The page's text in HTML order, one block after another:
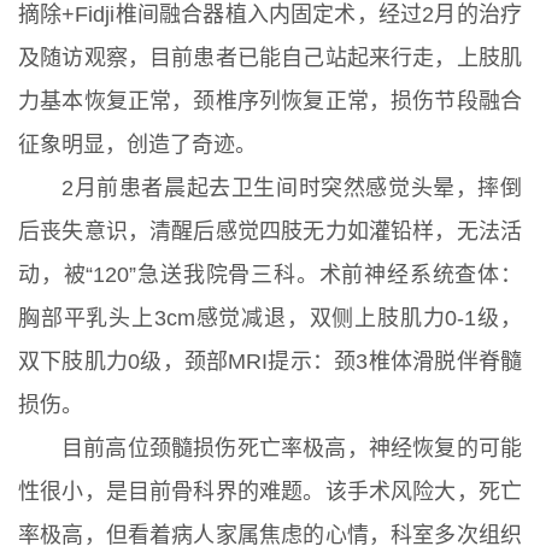
摘除+Fidji椎间融合器植入内固定术，经过2月的治疗
及随访观察，目前患者已能自己站起来行走，上肢肌
力基本恢复正常，颈椎序列恢复正常，损伤节段融合
征象明显，创造了奇迹。
2月前患者晨起去卫生间时突然感觉头晕，摔倒
后丧失意识，清醒后感觉四肢无力如灌铅样，无法活
动，被“120”急送我院骨三科。术前神经系统查体：
胸部平乳头上3cm感觉减退，双侧上肢肌力0-1级，
双下肢肌力0级，颈部MRI提示：颈3椎体滑脱伴脊髓
损伤。
目前高位颈髓损伤死亡率极高，神经恢复的可能
性很小，是目前骨科界的难题。该手术风险大，死亡
率极高，但看着病人家属焦虑的心情，科室多次组织